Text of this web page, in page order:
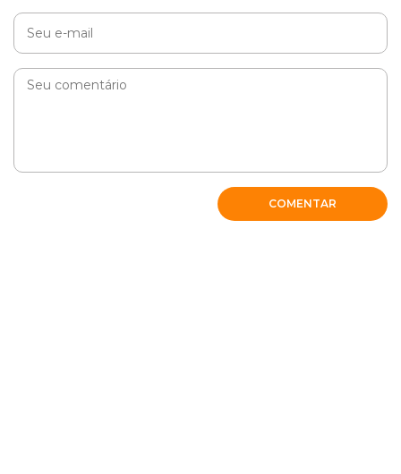
COMENTAR